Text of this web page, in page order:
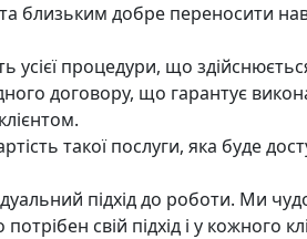
близьким добре переносити
усієї процедури, що
договору, що гарантує
такої послуги, яка буде
підхід до роботи. Ми
свій підхід і у кожного